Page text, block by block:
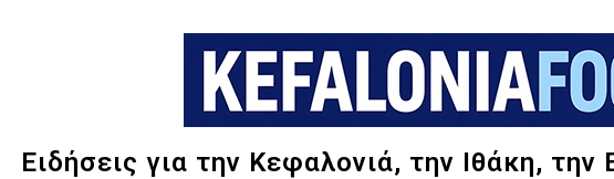
Ειδήσεις για την Κεφαλονιά, την Ιθάκη,